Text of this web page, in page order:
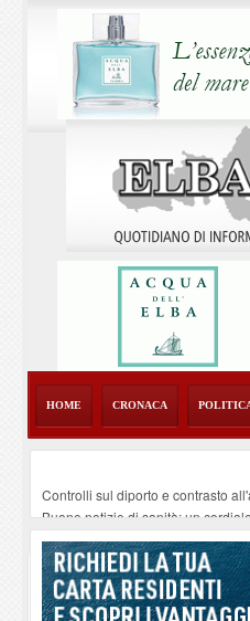
HOME CRONACA
Controlli sul diporto e contrasto
Buone notizie di sanità: un
Altiero Spinelli e Ursula
Capoliveri, potenziata la pulizia
Marina di Campo tra i porti